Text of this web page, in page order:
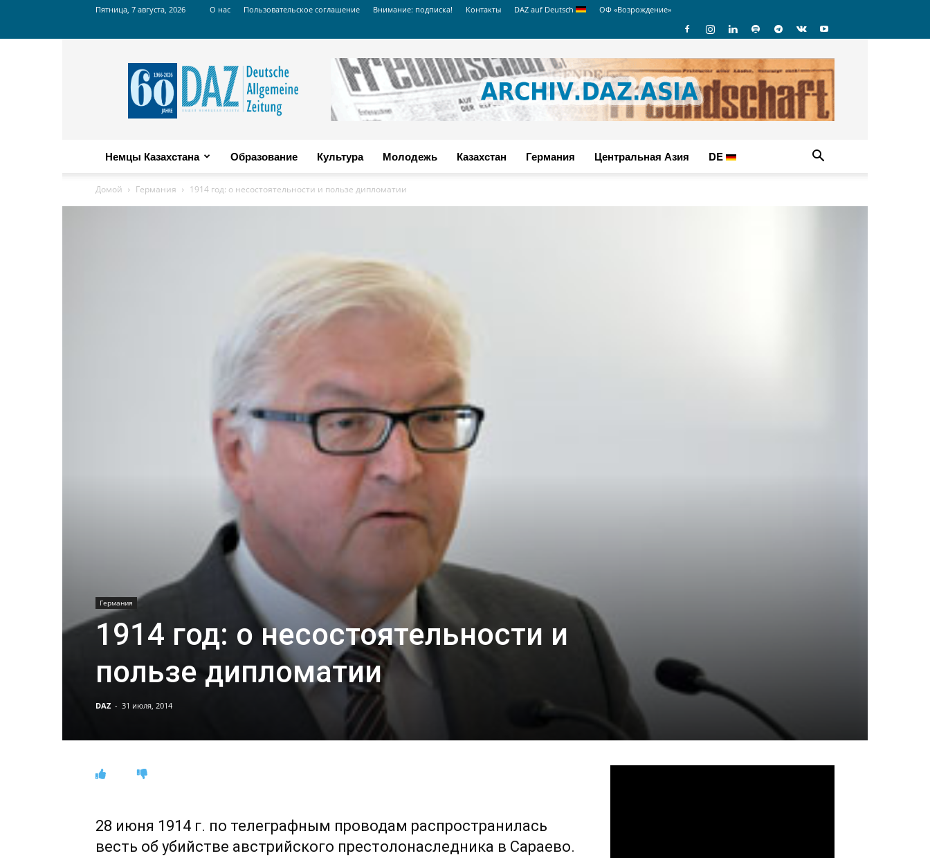
Пятница, 7 августа, 2026 О нас Пользовательское соглашение Внимание: подписка! Контакты DAZ auf Deutsch ОФ «Возрождение»
Russian
DAZ
Немцы Казахстана Образование Культура Молодежь Казахстан Германия Центральная Азия DE
Домой Германия 1914 год: о несостоятельности и пользе дипломатии
Германия
1914 год: о несостоятельности и
пользе дипломатии
DAZ - 31 июля, 2014
28 июня 1914 г. по телеграфным проводам распространилась
весть об убийстве австрийского престолонаследника в Сараево.